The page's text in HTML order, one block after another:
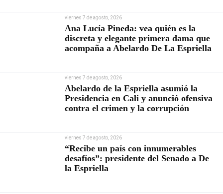
viernes 7 de agosto, 2026
Ana Lucía Pineda: vea quién es la
discreta y elegante primera dama que
acompaña a Abelardo De La Espriella
viernes 7 de agosto, 2026
Abelardo de la Espriella asumió la
Presidencia en Cali y anunció ofensiva
contra el crimen y la corrupción
viernes 7 de agosto, 2026
“Recibe un país con innumerables
desafíos”: presidente del Senado a De
la Espriella